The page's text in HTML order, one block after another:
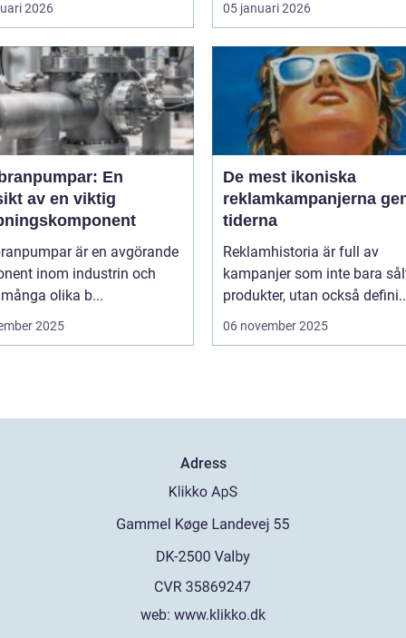
2026 05 januari 2026
En
av en viktig
är en avgörande
inom industrin och
olika b...
2025
De mest ikoniska
reklamkampanjerna
tiderna
Reklamhistoria är full av
kampanjer som inte bara
produkter, utan också
06 november 2025
Adress
web: www.klikko.dk